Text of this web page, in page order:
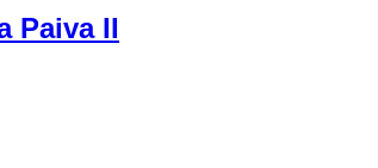
Paiva II